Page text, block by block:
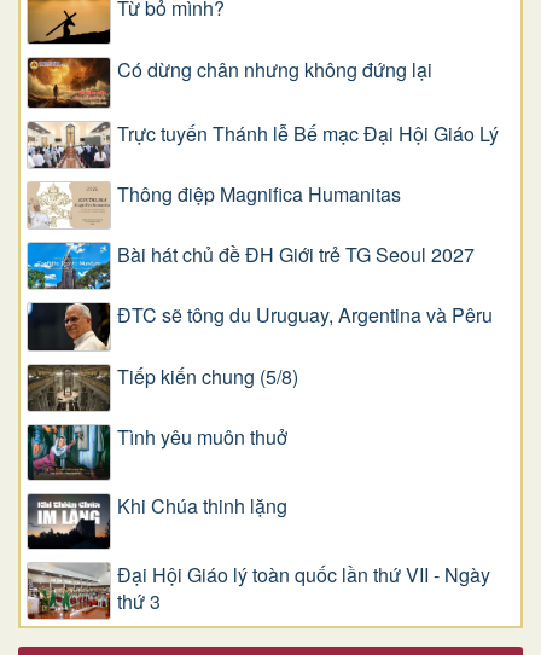
Từ bỏ mình?
Có dừng chân nhưng không đứng lại
Trực tuyến Thánh lễ Bế mạc Đại Hội Giáo Lý
Thông điệp Magnifica Humanitas
Bài hát chủ đề ĐH Giới trẻ TG Seoul 2027
ĐTC sẽ tông du Uruguay, Argentina và Pêru
Tiếp kiến chung (5/8)
Tình yêu muôn thuở
Khi Chúa thinh lặng
Đại Hội Giáo lý toàn quốc lần thứ VII - Ngày
thứ 3